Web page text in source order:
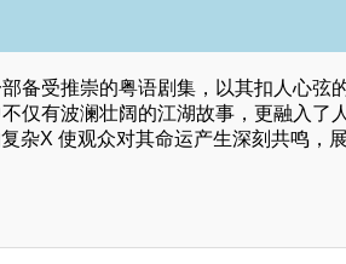
部备受推崇的粤语剧集，以其扣人心弦
仅有波澜壮阔的江湖故事，更融入了
杂X 使观众对其命运产生深刻共鸣，